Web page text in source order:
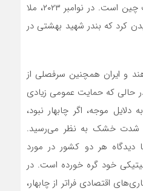
کراچی یا گوادر تحت حمایت چین است. در نوامبر ۲۰۲۳، ملا
کرد که بندر شهید بهشتی در
هند و ایران همچنین سرفصلی از
که حمایت عمومی زیادی
دلایل موجه، اگر چابهار نبود،
به شدت خشک به نظر می‌رسید.
هر دو کشور در مورد
خود گره خورده است. در
اقتصادی فراتر از چابهار،